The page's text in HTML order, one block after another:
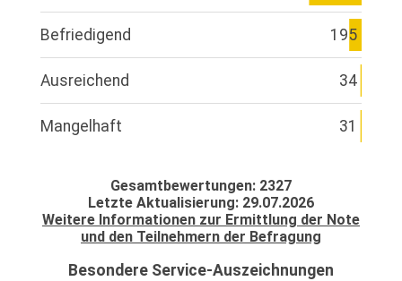
Befriedigend 195
Ausreichend 34
Mangelhaft 31
Gesamtbewertungen: 2327
Letzte Aktualisierung: 29.07.2026
Weitere Informationen zur Ermittlung der Note
und den Teilnehmern der Befragung
Besondere Service-Auszeichnungen